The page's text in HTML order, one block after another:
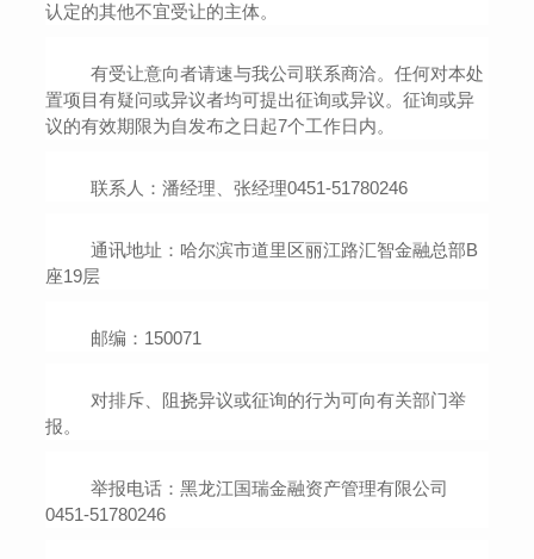
认定的其他不宜受让的主体。
有受让意向者请速与我公司联系商洽。任何对本处
置项目有疑问或异议者均可提出征询或异议。征询或异
议的有效期限为自发布之日起7个工作日内。
联系人： 潘经理、 张经理0451-51780246
通讯地址： 哈尔滨市道里区丽江路汇智金融总部B
座19层
邮编： 150071
对排斥、阻挠异议或征询的行为可向有关部门举
报。
举报电话：黑龙江国瑞金融资产管理有限公司
0451-51780246